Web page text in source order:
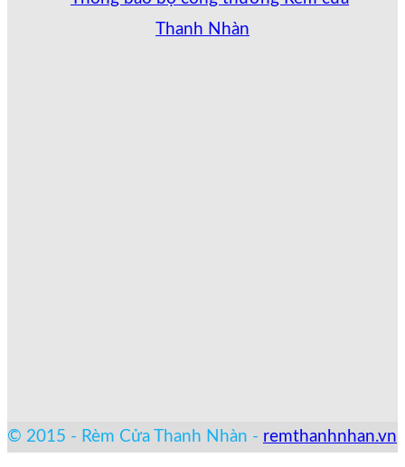
© 2015 - Rèm Cửa Thanh Nhàn - remthanhnhan.vn